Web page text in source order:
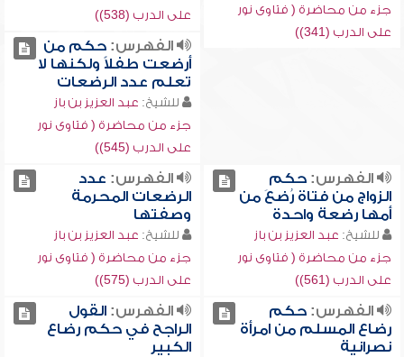
جزء من محاضرة ( فتاوى نور
على الدرب (341))
على الدرب (538))
الفهرس:حكم من
أرضعت طفلاً ولكنها لا
تعلم عدد الرضعات
للشيخ: عبد العزيز بن باز
جزء من محاضرة ( فتاوى نور
على الدرب (545))
الفهرس:حكم
الزواج من فتاة رُضعَ من
أمها رضعة واحدة
للشيخ: عبد العزيز بن باز
جزء من محاضرة ( فتاوى نور
على الدرب (561))
الفهرس: عدد
الرضعات المحرمة
وصفتها
للشيخ: عبد العزيز بن باز
جزء من محاضرة ( فتاوى نور
على الدرب (575))
الفهرس:حكم
رضاع المسلم من امرأة
نصرانية
الفهرس:القول
الراجح في حكم رضاع
الكبير